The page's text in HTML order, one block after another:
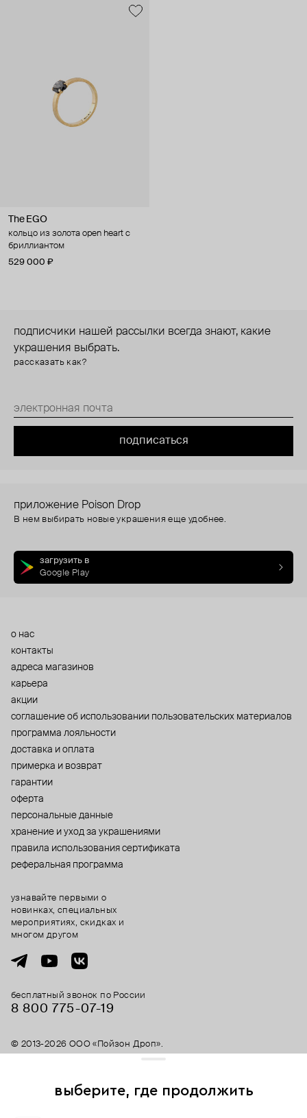
The EGO
кольцо из золота open heart с
бриллиантом
529 000 ₽
подписчики нашей рассылки всегда знают, какие
украшения выбрать.
рассказать как?
подписаться
приложение Poison Drop
В нем выбирать новые украшения еще удобнее.
загрузить в
Google Play
о нас
контакты
адреса магазинов
карьера
акции
cоглашение об использовании пользовательских материалов
программа лояльности
доставка и оплата
примерка и возврат
гарантии
оферта
персональные данные
хранение и уход за украшениями
правила использования сертификата
реферальная программа
бесплатный звонок по России
8 800 775⁠-07⁠-19
узнавайте первыми о
новинках, специальных
мероприятиях, скидках и
многом другом
© 2013-2026 ООО «Пойзон Дроп».
все права защищены.
выберите, где продолжить